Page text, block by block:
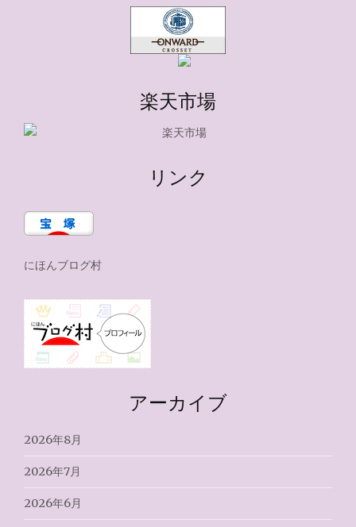
楽天市場
リンク
にほんブログ村
アーカイブ
2026年8月
2026年7月
2026年6月